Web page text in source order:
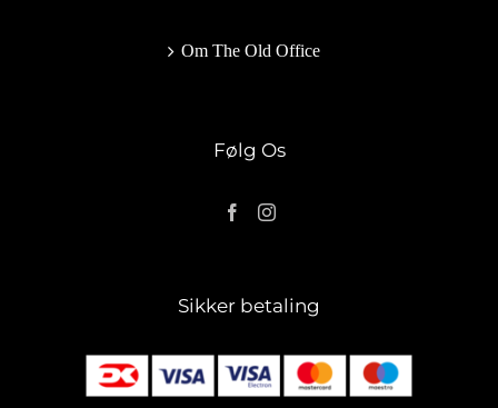
Om The Old Office
Følg Os
Sikker betaling